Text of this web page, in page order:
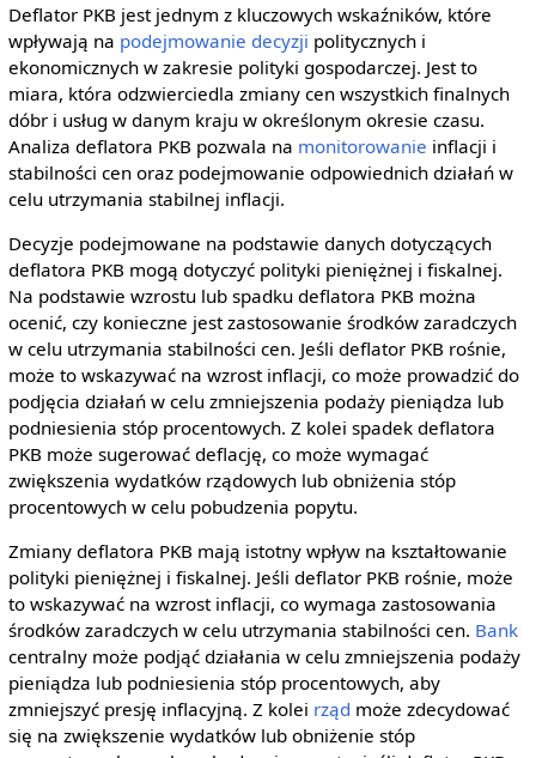
Deflator PKB jest jednym z kluczowych wskaźników, które
wpływają na podejmowanie decyzji politycznych i
ekonomicznych w zakresie polityki gospodarczej. Jest to
miara, która odzwierciedla zmiany cen wszystkich finalnych
dóbr i usług w danym kraju w określonym okresie czasu.
Analiza deflatora PKB pozwala na monitorowanie inflacji i
stabilności cen oraz podejmowanie odpowiednich działań w
celu utrzymania stabilnej inflacji.
Decyzje podejmowane na podstawie danych dotyczących
deflatora PKB mogą dotyczyć polityki pieniężnej i fiskalnej.
Na podstawie wzrostu lub spadku deflatora PKB można
ocenić, czy konieczne jest zastosowanie środków zaradczych
w celu utrzymania stabilności cen. Jeśli deflator PKB rośnie,
może to wskazywać na wzrost inflacji, co może prowadzić do
podjęcia działań w celu zmniejszenia podaży pieniądza lub
podniesienia stóp procentowych. Z kolei spadek deflatora
PKB może sugerować deflację, co może wymagać
zwiększenia wydatków rządowych lub obniżenia stóp
procentowych w celu pobudzenia popytu.
Zmiany deflatora PKB mają istotny wpływ na kształtowanie
polityki pieniężnej i fiskalnej. Jeśli deflator PKB rośnie, może
to wskazywać na wzrost inflacji, co wymaga zastosowania
środków zaradczych w celu utrzymania stabilności cen. Bank
centralny może podjąć działania w celu zmniejszenia podaży
pieniądza lub podniesienia stóp procentowych, aby
zmniejszyć presję inflacyjną. Z kolei rząd może zdecydować
się na zwiększenie wydatków lub obniżenie stóp